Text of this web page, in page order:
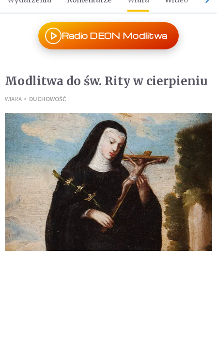
Radio DEON Modlitwa
Modlitwa do św. Rity w cierpieniu
WIARA DUCHOWOŚĆ